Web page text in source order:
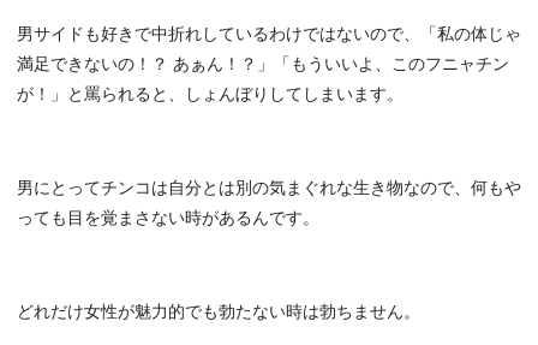
男サイドも好きで中折れしているわけではないので、「私の体じゃ
満足できないの！？ あぁん！？」「もういいよ、このフニャチン
が！」と罵られると、しょんぼりしてしまいます。
男にとってチンコは自分とは別の気まぐれな生き物なので、何もや
っても目を覚まさない時があるんです。
どれだけ女性が魅力的でも勃たない時は勃ちません。